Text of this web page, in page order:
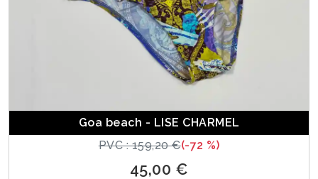
Goa beach - LISE CHARMEL
PVC : 159,20 €(-72 %)
45,00 €